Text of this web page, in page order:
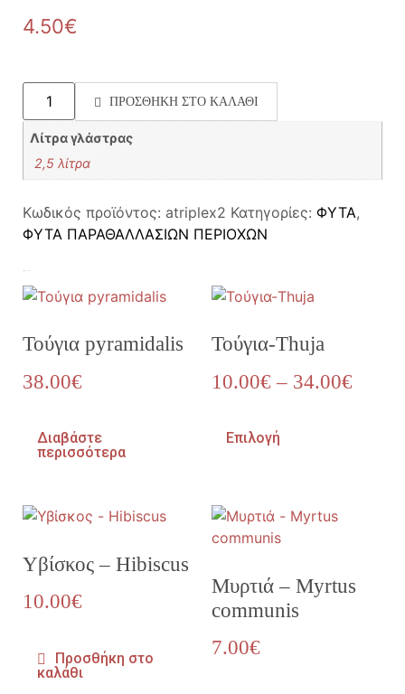
4.50€
ΠΡΟΣΘΉΚΗ ΣΤΟ ΚΑΛΆΘΙ
Λίτρα γλάστρας
2,5 λίτρα
Κωδικός προϊόντος: atriplex2 Κατηγορίες: ΦΥΤΑ,
ΦΥΤΑ ΠΑΡΑΘΑΛΛΑΣΙΩΝ ΠΕΡΙΟΧΩΝ
Τούγια pyramidalis
38.00€
Διαβάστε
περισσότερα
Τούγια-Thuja
10.00€ – 34.00€
Επιλογή
Υβίσκος – Hibiscus
10.00€
Προσθήκη στο
καλάθι
Μυρτιά – Myrtus
communis
7.00€